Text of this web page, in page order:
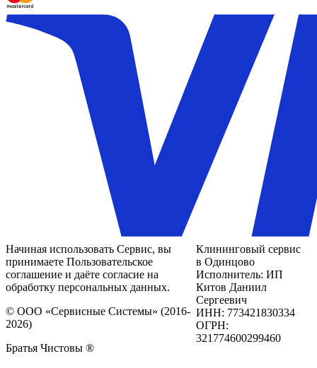
Начиная использовать Сервис, вы
принимаете Пользовательское
соглашение и даёте согласие на
обработку персональных данных.
© ООО «Сервисные Системы» (2016-
2026)
Братья Чистовы ®
Клининговый сервис
в Одинцово
Исполнитель: ИП
Китов Даниил
Сергеевич
ИНН: 773421830334
ОГРН:
321774600299460